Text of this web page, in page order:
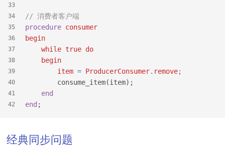
33
34
35
36
37
38
39
40
41
42
// 消费者客户端
procedure consumer
begin
while true do
begin
item = ProducerConsumer. remove;
        consume_item(item);
end
end ;
经典同步问题